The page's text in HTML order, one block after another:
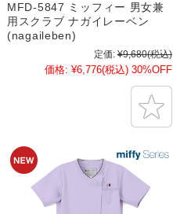
MFD-5847 ミッフィー 男女兼
用スクラブ ナガイレーベン
(nagaileben)
定価: ¥9,680(税込)
価格: ¥6,776(税込) 30%OFF